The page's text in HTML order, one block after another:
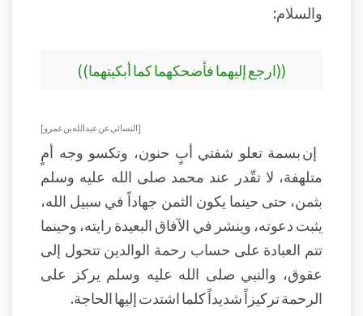
والسلام:
((ارجع إليهما فأضحكهما كما أبكيتهما))
[ النسائي عن عبد الله بن عمرو]
إن بسمة تعلو شفتي أبٍ حنون، وتكسو وجه أمٍ
متلهفة، لا تقّدر عند محمد صلى الله عليه وسلم
بثمن، حتى حينما يكون الثمن جهاداً في سبيل الله،
يثبت دعوته، وينشر في الآفاق البعيدة رايته، وحينما
تتم العبادة على حساب رحمة الوالدين تتحول إلى
عقوق، والنبي صلى الله عليه وسلم يركز على
الرحمة تركيزاً شديداً كلما اشتدت إليها الحاجة.